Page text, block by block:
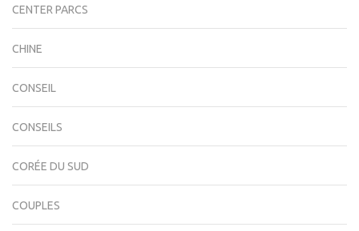
CENTER PARCS
CHINE
CONSEIL
CONSEILS
CORÉE DU SUD
COUPLES